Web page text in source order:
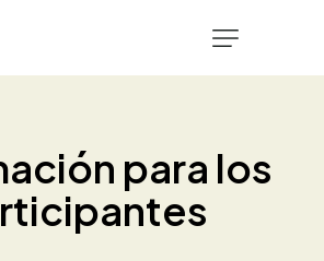
Certificados
Participación
Programa
para los